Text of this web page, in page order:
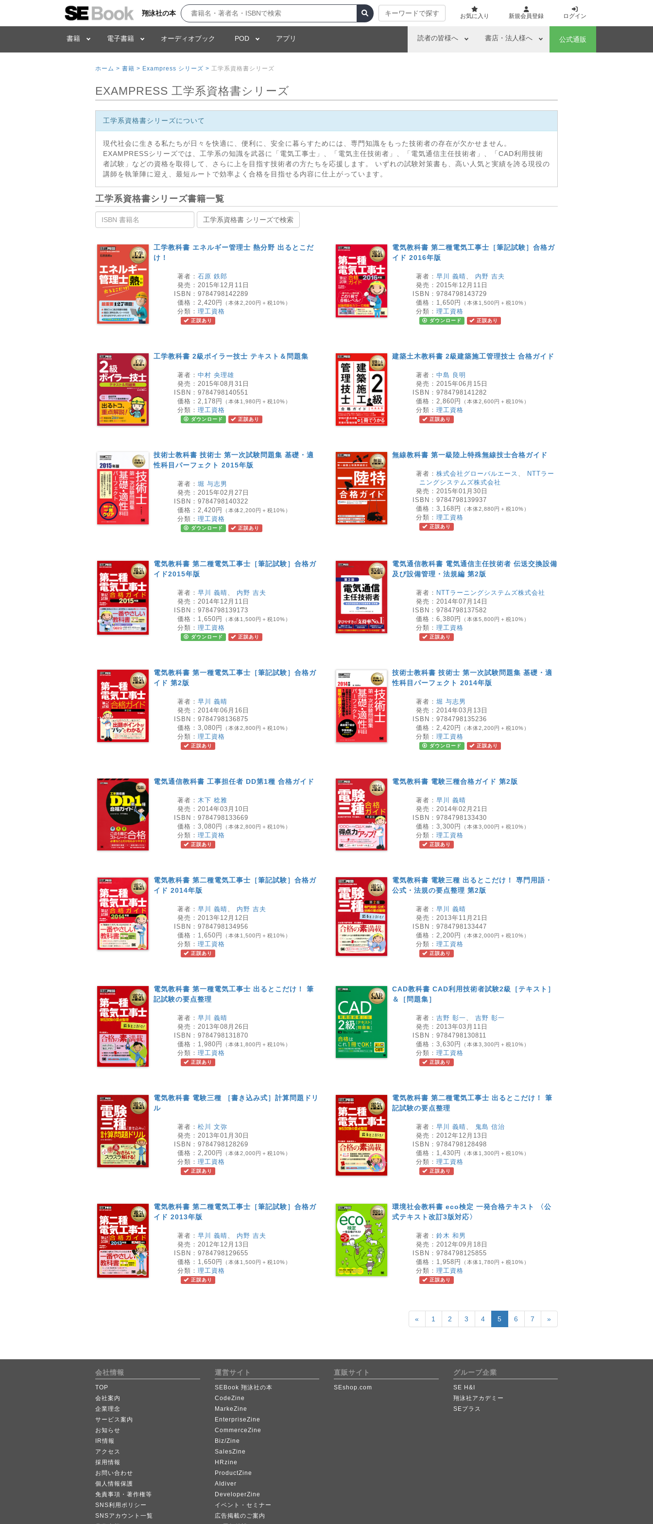
翔泳社の本 キーワードで探す お気に入り 新規会員登録 ログイン
書籍 電子書籍 オーディオブック POD アプリ 読者の皆様へ 書店・法人様へ 公式通販
ホーム > 書籍 > Exampress シリーズ > 工学系資格書シリーズ
EXAMPRESS 工学系資格書シリーズ
工学系資格書シリーズについて
現代社会に生きる私たちが日々を快適に、便利に、安全に暮らすためには、専門知識をもった技術者の存在が欠かせません。
EXAMPRESSシリーズでは、工学系の知識を武器に「電気工事士」、「電気主任技術者」、「電気通信主任技術者」、「CAD利用技術
者試験」などの資格を取得して、さらに上を目指す技術者の方たちを応援します。 いずれの試験対策書も、高い人気と実績を誇る現役の
講師を執筆陣に迎え、最短ルートで効率よく合格を目指せる内容に仕上がっています。
工学系資格書シリーズ書籍一覧
書籍名 工学系資格書 シリーズで検索
工学教科書 エネルギー管理士 熱分野 出るとこだ
け！
著者： 石原 鉄郎
発売： 2015年12月11日
ISBN： 9784798142289
価格： 2,420円 （本体2,200円＋税10%）
分類： 理工資格
正誤あり
電気教科書 第二種電気工事士［筆記試験］合格ガ
イド 2016年版
著者： 早川 義晴、 内野 吉夫
発売： 2015年12月11日
ISBN： 9784798143729
価格： 1,650円 （本体1,500円＋税10%）
分類： 理工資格
ダウンロード 正誤あり
工学教科書 2級ボイラー技士 テキスト＆問題集
著者： 中村 央理雄
発売： 2015年08月31日
ISBN： 9784798140551
価格： 2,178円 （本体1,980円＋税10%）
分類： 理工資格
ダウンロード 正誤あり
建築土木教科書 2級建築施工管理技士 合格ガイド
著者： 中島 良明
発売： 2015年06月15日
ISBN： 9784798141282
価格： 2,860円 （本体2,600円＋税10%）
分類： 理工資格
正誤あり
技術士教科書 技術士 第一次試験問題集 基礎・適
性科目パーフェクト 2015年版
著者： 堀 与志男
発売： 2015年02月27日
ISBN： 9784798140322
価格： 2,420円 （本体2,200円＋税10%）
分類： 理工資格
ダウンロード 正誤あり
無線教科書 第一級陸上特殊無線技士合格ガイド
著者： 株式会社グローバルエース 、
NTTラー
ニングシステムズ株式会社
発売： 2015年01月30日
ISBN： 9784798139937
価格： 3,168円 （本体2,880円＋税10%）
分類： 理工資格
正誤あり
電気教科書 第二種電気工事士［筆記試験］合格ガ
イド2015年版
著者： 早川 義晴、 内野 吉夫
発売： 2014年12月11日
ISBN： 9784798139173
価格： 1,650円 （本体1,500円＋税10%）
分類： 理工資格
ダウンロード 正誤あり
電気通信教科書 電気通信主任技術者 伝送交換設備
及び設備管理・法規編 第2版
著者： NTTラーニングシステムズ株式会社
発売： 2014年07月14日
ISBN： 9784798137582
価格： 6,380円 （本体5,800円＋税10%）
分類： 理工資格
正誤あり
電気教科書 第一種電気工事士［筆記試験］合格ガ
イド 第2版
著者： 早川 義晴
発売： 2014年06月16日
ISBN： 9784798136875
価格： 3,080円 （本体2,800円＋税10%）
分類： 理工資格
正誤あり
技術士教科書 技術士 第一次試験問題集 基礎・適
性科目パーフェクト 2014年版
著者： 堀 与志男
発売： 2014年03月13日
ISBN： 9784798135236
価格： 2,420円 （本体2,200円＋税10%）
分類： 理工資格
ダウンロード 正誤あり
電気通信教科書 工事担任者 DD第1種 合格ガイド
著者： 木下 稔雅
発売： 2014年03月10日
ISBN： 9784798133669
価格： 3,080円 （本体2,800円＋税10%）
分類： 理工資格
正誤あり
電気教科書 電験三種合格ガイド 第2版
著者： 早川 義晴
発売： 2014年02月21日
ISBN： 9784798133430
価格： 3,300円 （本体3,000円＋税10%）
分類： 理工資格
正誤あり
電気教科書 第二種電気工事士［筆記試験］合格ガ
イド 2014年版
著者： 早川 義晴、 内野 吉夫
発売： 2013年12月12日
ISBN： 9784798134956
価格： 1,650円 （本体1,500円＋税10%）
分類： 理工資格
正誤あり
電気教科書 電験三種 出るとこだけ！ 専門用語・
公式・法規の要点整理 第2版
著者： 早川 義晴
発売： 2013年11月21日
ISBN： 9784798133447
価格： 2,200円 （本体2,000円＋税10%）
分類： 理工資格
正誤あり
電気教科書 第一種電気工事士 出るとこだけ！ 筆
記試験の要点整理
著者： 早川 義晴
発売： 2013年08月26日
ISBN： 9784798131870
価格： 1,980円 （本体1,800円＋税10%）
分類： 理工資格
正誤あり
CAD教科書 CAD利用技術者試験2級［テキスト］
＆［問題集］
著者： 吉野 彰一 、 吉野 彰一
発売： 2013年03月11日
ISBN： 9784798130811
価格： 3,630円 （本体3,300円＋税10%）
分類： 理工資格
正誤あり
電気教科書 電験三種 ［書き込み式］計算問題ドリ
ル
著者： 松川 文弥
発売： 2013年01月30日
ISBN： 9784798128269
価格： 2,200円 （本体2,000円＋税10%）
分類： 理工資格
正誤あり
電気教科書 第二種電気工事士 出るとこだけ！ 筆
記試験の要点整理
著者： 早川 義晴、
鬼島 信治
発売： 2012年12月13日
ISBN： 9784798128498
価格： 1,430円 （本体1,300円＋税10%）
分類： 理工資格
正誤あり
電気教科書 第二種電気工事士［筆記試験］合格ガ
イド 2013年版
著者： 早川 義晴、 内野 吉夫
発売： 2012年12月13日
ISBN： 9784798129655
価格： 1,650円 （本体1,500円＋税10%）
分類： 理工資格
正誤あり
環境社会教科書 eco検定 一発合格テキスト 〈公
式テキスト改訂3版対応〉
著者： 鈴木 和男
発売： 2012年09月18日
ISBN： 9784798125855
価格： 1,958円 （本体1,780円＋税10%）
分類： 理工資格
正誤あり
« 1 2 3 4 5 6 7 »
会社情報
TOP
会社案内
企業理念
サービス案内
お知らせ
IR情報
アクセス
採用情報
お問い合わせ
個人情報保護
免責事項・著作権等
SNS利用ポリシー
SNSアカウント一覧
運営サイト
SEBook 翔泳社の本
CodeZine
MarkeZine
EnterpriseZine
CommerceZine
Biz/Zine
SalesZine
HRzine
ProductZine
AIdiver
DeveloperZine
イベント・セミナー
広告掲載のご案内
直販サイト
SEshop.com
グループ企業
SE H&I
翔泳社アカデミー
SEプラス